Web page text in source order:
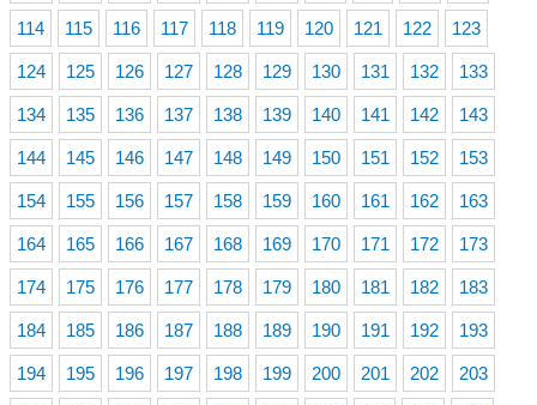
114 115 116 117 118 119 120 121 122 123
124 125 126 127 128 129 130 131 132 133
134 135 136 137 138 139 140 141 142 143
144 145 146 147 148 149 150 151 152 153
154 155 156 157 158 159 160 161 162 163
164 165 166 167 168 169 170 171 172 173
174 175 176 177 178 179 180 181 182 183
184 185 186 187 188 189 190 191 192 193
194 195 196 197 198 199 200 201 202 203